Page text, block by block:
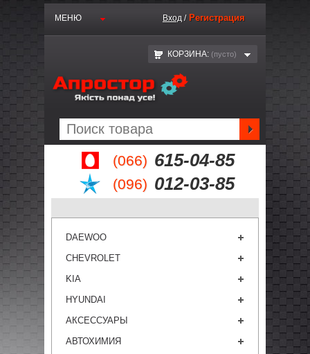
(066) 615-04-85
(096) 012-03-85
МЕНЮ Вход / Регистрация
КОРЗИНА: (пустo)
DAEWOO
CHEVROLET
KIA
HYUNDAI
АКСЕССУАРЫ
АВТОХИМИЯ